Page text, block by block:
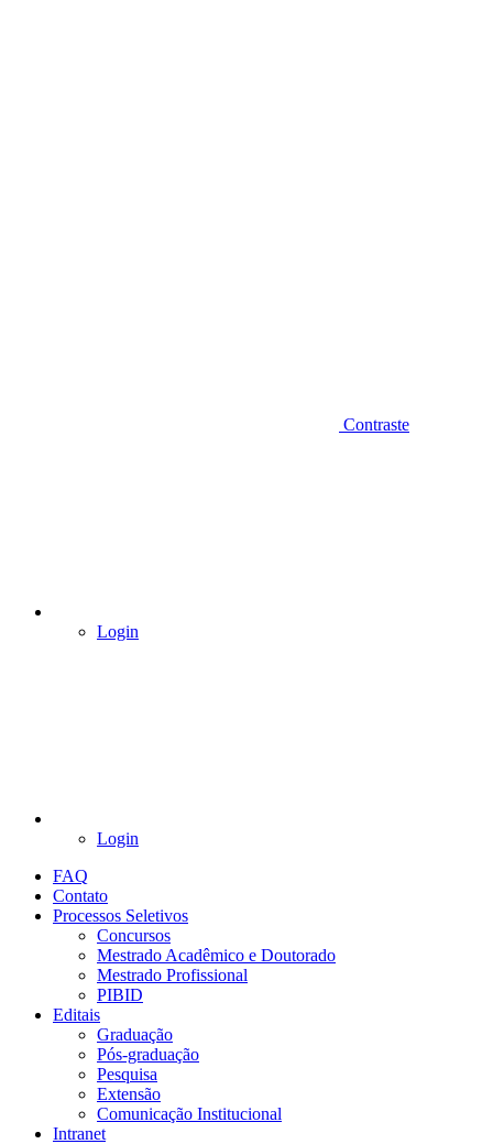
Contraste
Login
Login
FAQ
Contato
Processos Seletivos
Concursos
Mestrado Acadêmico e Doutorado
Mestrado Profissional
PIBID
Editais
Graduação
Pós-graduação
Pesquisa
Extensão
Comunicação Institucional
Intranet